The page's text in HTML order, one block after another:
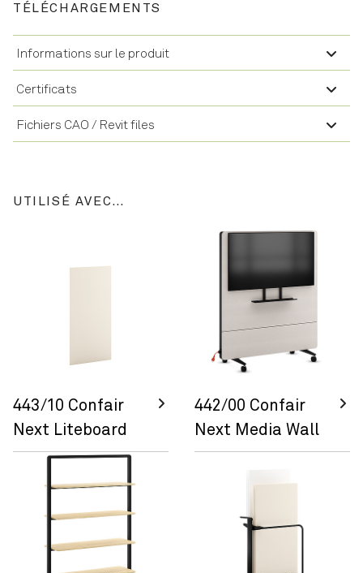
TÉLÉCHARGEMENTS
Informations sur le produit
Certificats
Fichiers CAO / Revit files
UTILISÉ AVEC…
443/10 Confair
Next Liteboard
442/00 Confair
Next Media Wall